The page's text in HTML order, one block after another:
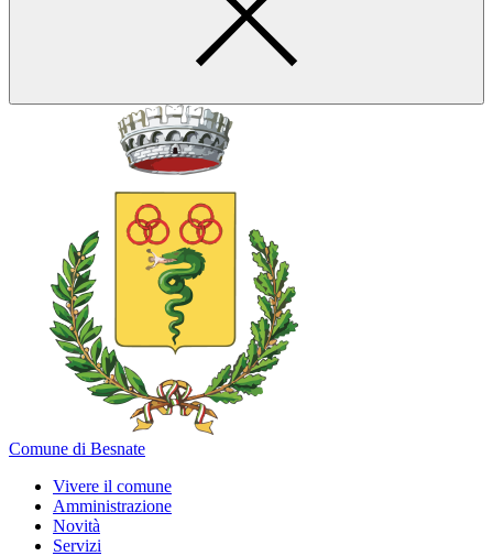
Comune di Besnate
Vivere il comune
Amministrazione
Novità
Servizi